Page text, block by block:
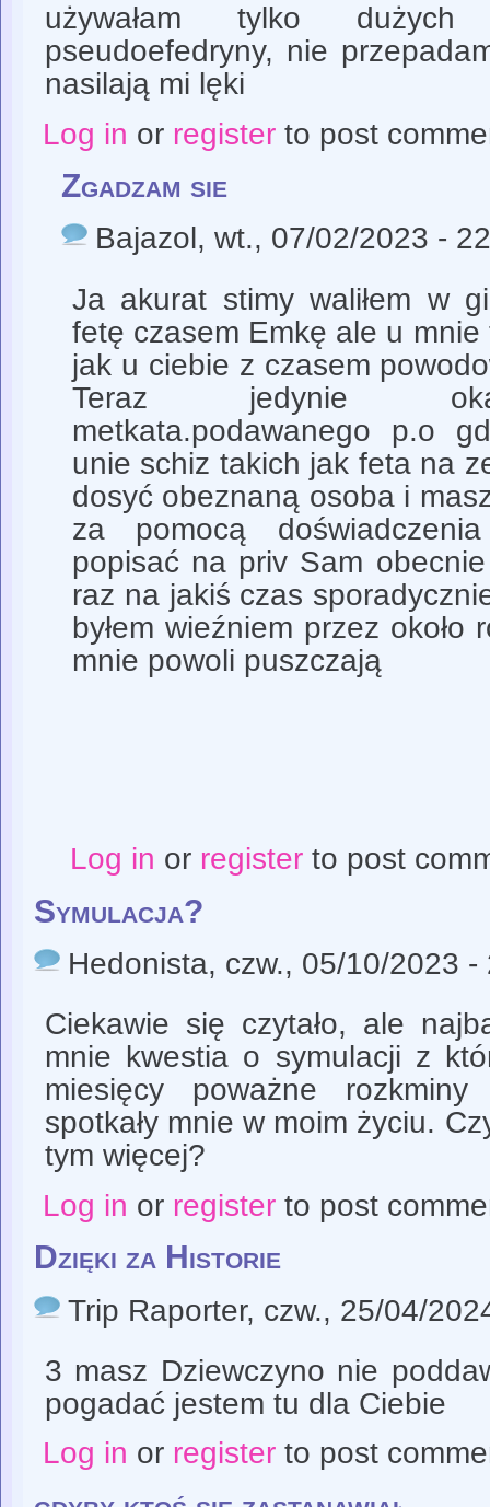
używałam tylko
pseudoefedryny, nie
nasilają mi lęki
Log in or registerto post
Zgadzam sie
Bajazol, wt., 07/02/2023 -
Ja akurat stimy waliłem w
fetę czasem Emkę ale u mnie
jak u ciebie z czasem
Teraz jedynie
metkata.podawanego p.o
unie schiz takich jak feta na
dosyć obeznaną osoba i
za pomocą
popisać na priv Sam
raz na jakiś czas
byłem wieźniem przez
mnie powoli puszczają
Log in or registerto post
Symulacja?
Hedonista, czw., 05/10/2023 -
Ciekawie się czytało, ale
mnie kwestia o symulacji z
miesięcy poważne
spotkały mnie w moim życiu.
tym więcej?
Log in or registerto post
Dzięki za Historie
Trip Raporter, czw., 25/04/
3 masz Dziewczyno nie
pogadać jestem tu dla Ciebie
Log in or registerto post